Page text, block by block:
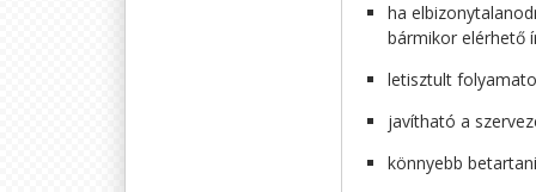
ha
bármikor elérhető
letisztult
javítható a
könnyebb